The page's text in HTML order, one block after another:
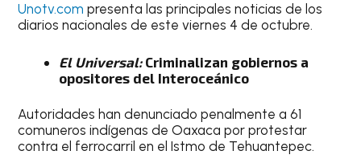
Unotv.com presenta las principales noticias de los
diarios nacionales de este viernes 4 de octubre.
El Universal:Criminalizan gobiernos a
opositores del Interoceánico
Autoridades han denunciado penalmente a 61
comuneros indígenas de Oaxaca por protestar
contra el ferrocarril en el Istmo de Tehuantepec.